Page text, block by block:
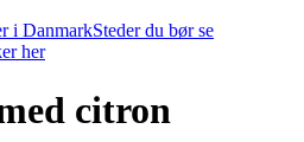
i DanmarkSteder du bør se
her
citron